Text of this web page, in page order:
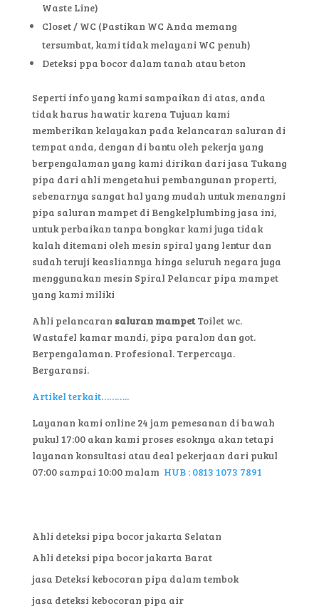
Waste Line)
Closet / WC (Pastikan WC Anda memang
tersumbat, kami tidak melayani WC penuh)
Deteksi ppa bocor dalam tanah atau beton
Seperti info yang kami sampaikan di atas, anda
tidak harus hawatir karena Tujuan kami
memberikan kelayakan pada kelancaran saluran di
tempat anda, dengan di bantu oleh pekerja yang
berpengalaman yang kami dirikan dari jasa Tukang
pipa dari ahli mengetahui pembangunan properti,
sebenarnya sangat hal yang mudah untuk menangni
pipa saluran mampet di Bengkelplumbing jasa ini,
untuk perbaikan tanpa bongkar kami juga tidak
kalah ditemani oleh mesin spiral yang lentur dan
sudah teruji keasliannya hinga seluruh negara juga
menggunakan mesin Spiral Pelancar pipa mampet
yang kami miliki
Ahli pelancaran saluran mampetToilet wc.
Wastafel kamar mandi, pipa paralon dan got.
Berpengalaman. Profesional. Terpercaya.
Bergaransi.
Artikel terkait………..
Layanan kami online 24 jam pemesanan di bawah
pukul 17:00 akan kami proses esoknya akan tetapi
layanan konsultasi atau deal pekerjaan dari pukul
07:00 sampai 10:00 malam HUB : 0813 1073 7891
Ahli deteksi pipa bocor jakarta Selatan
Ahli deteksi pipa bocor jakarta Barat
jasa Deteksi kebocoran pipa dalam tembok
jasa deteksi kebocoran pipa air